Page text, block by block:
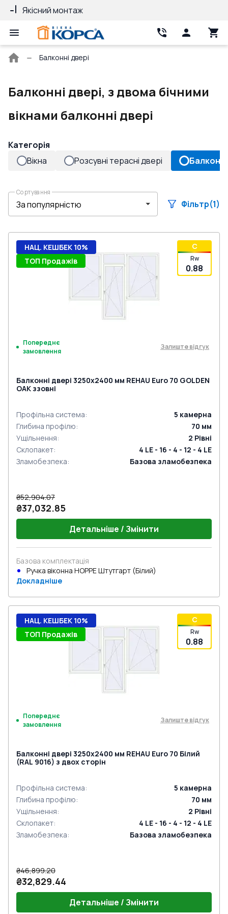
Якісний монтаж
Головна
Балконні двері
Балконні двері, з двома бічними
вікнами балконні двері
Категорія
Вікна
Розсувні терасні двері
Сортування
Фільтр(1)
C
Rw
0.88
НАЦ. КЕШБЕК 10%
ТОП Продажів
Попереднє
замовлення
Залиште відгук
Балконні двері 3250x2400 мм REHAU Euro 70 GOLDEN
OAK ззовні
Профільна система: 5 камерна
Глибина профілю: 70 мм
Ущільнення: 2 Рівні
Склопакет:
4 LE - 16 - 4 - 12 - 4 LE
Зламобезпека: Базова зламобезпека
₴52,904.07
₴37,032.85
Детальніше / Змінити
Базова комплектація
Ручка віконна HOPPE Штутгарт (Білий)
Докладніше
C
Rw
0.88
НАЦ. КЕШБЕК 10%
ТОП Продажів
Попереднє
замовлення
Залиште відгук
Балконні двері 3250x2400 мм REHAU Euro 70 Білий
(RAL 9016) з двох сторін
Профільна система: 5 камерна
Глибина профілю: 70 мм
Ущільнення: 2 Рівні
Склопакет:
4 LE - 16 - 4 - 12 - 4 LE
Зламобезпека: Базова зламобезпека
₴46,899.20
₴32,829.44
Детальніше / Змінити